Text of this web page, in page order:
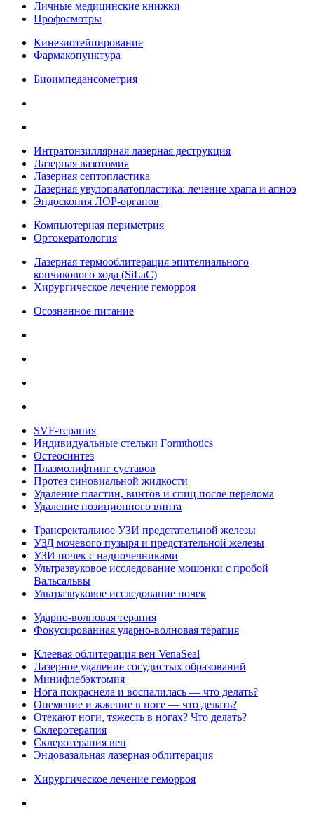
Личные медицинские книжки
Профосмотры
Кинезиотейпирование
Фармакопунктура
Биоимпедансометрия
Интратонзиллярная лазерная деструкция
Лазерная вазотомия
Лазерная септопластика
Лазерная увулопалатопластика: лечение храпа и апноэ
Эндоскопия ЛОР-органов
Компьютерная периметрия
Ортокератология
Лазерная термооблитерация эпителиального
копчикового хода (SiLaC)
Хирургическое лечение геморроя
Осознанное питание
SVF-терапия
Индивидуальные стельки Formthotics
Остеосинтез
Плазмолифтинг суставов
Протез синовиальной жидкости
Удаление пластин, винтов и спиц после перелома
Удаление позиционного винта
Трансректальное УЗИ предстательной железы
УЗД мочевого пузыря и предстательной железы
УЗИ почек с надпочечниками
Ультразвуковое исследование мошонки с пробой
Вальсальвы
Ультразвуковое исследование почек
Ударно-волновая терапия
Фокусированная ударно-волновая терапия
Клеевая облитерация вен VenaSeal
Лазерное удаление сосудистых образований
Минифлебэктомия
Нога покраснела и воспалилась — что делать?
Онемение и жжение в ноге — что делать?
Отекают ноги, тяжесть в ногах? Что делать?
Склеротерапия
Склеротерапия вен
Эндовазальная лазерная облитерация
Хирургическое лечение геморроя